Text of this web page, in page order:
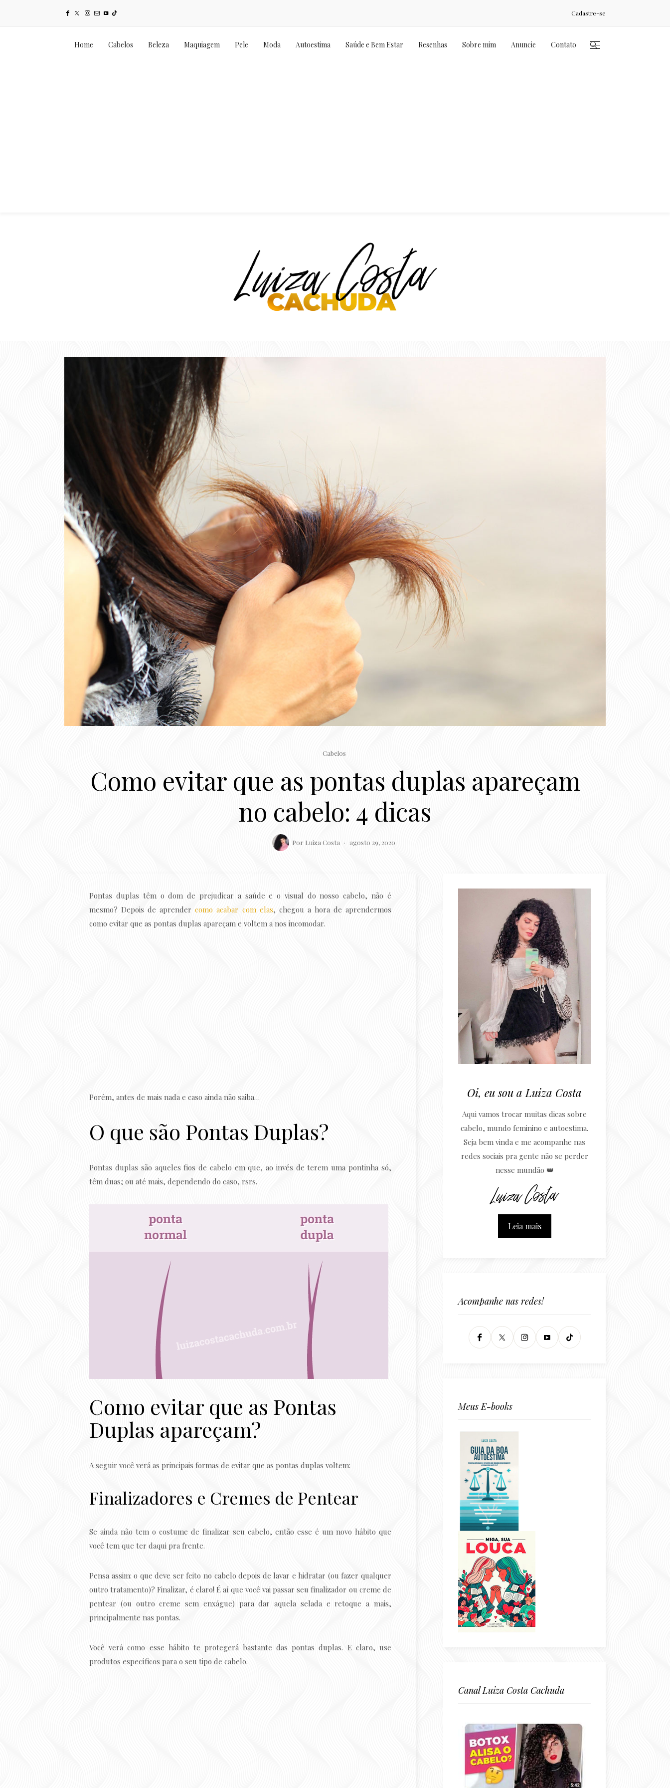
Cadastre-se
Home Cabelos Beleza Maquiagem Pele Moda Autoestima Saúde e Bem Estar Resenhas Sobre mim Anuncie Contato
Cabelos
Como evitar que as pontas duplas apareçam
no cabelo: 4 dicas
Por Luiza Costa agosto 29, 2020
Pontas duplas têm o dom de prejudicar a saúde e o visual do nosso cabelo, não é
mesmo? Depois de aprendercomo acabar com elas, chegou a hora de aprendermos
como evitar que as pontas duplas apareçam e voltem a nos incomodar.
Porém, antes de mais nada e caso ainda não saiba…
O que são Pontas Duplas?
Pontas duplas são aqueles fios de cabelo em que, ao invés de terem uma pontinha só,
têm duas; ou até mais, dependendo do caso, rsrs.
Como evitar que as Pontas
Duplas apareçam?
A seguir você verá as principais formas de evitar que as pontas duplas voltem:
Finalizadores e Cremes de Pentear
Se ainda não tem o costume de finalizar seu cabelo, então esse é um novo hábito que
você tem que ter daqui pra frente.
Pensa assim: o que deve ser feito no cabelo depois de lavar e hidratar (ou fazer qualquer
outro tratamento)? Finalizar, é claro! É aí que você vai passar seu finalizador ou creme de
pentear (ou outro creme sem enxágue) para dar aquela selada e retoque a mais,
principalmente nas pontas.
Você verá como esse hábito te protegerá bastante das pontas duplas. E claro, use
produtos específicos para o seu tipo de cabelo.
Oi, eu sou a Luiza Costa
Aqui vamos trocar muitas dicas sobre
cabelo, mundo feminino e autoestima.
Seja bem vinda e me acompanhe nas
redes sociais pra gente não se perder
nesse mundão 👑
Leia mais
Acompanhe nas redes!
Meus E-books
Canal Luiza Costa Cachuda